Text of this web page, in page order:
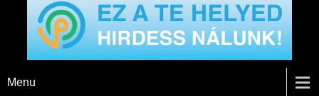
Menu